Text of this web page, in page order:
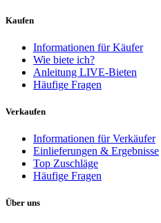
Kaufen
Informationen für Käufer
Wie biete ich?
Anleitung LIVE-Bieten
Häufige Fragen
Verkaufen
Informationen für Verkäufer
Einlieferungen & Ergebnisse
Top Zuschläge
Häufige Fragen
Über uns